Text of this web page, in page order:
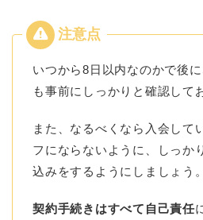
いつから8日以内なのかで後
も事前にしっかりと確認して
また、なるべくなら入会して
フにならないように、しっか
込みをするようにしましょう。
契約手続きはすべて自己責任